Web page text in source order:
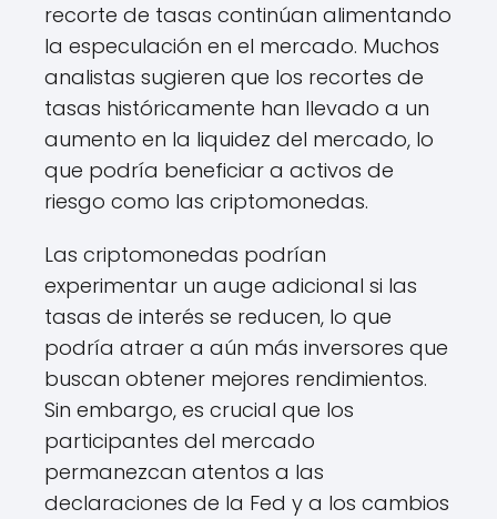
recorte de tasas continúan alimentando
la especulación en el mercado. Muchos
analistas sugieren que los recortes de
tasas históricamente han llevado a un
aumento en la liquidez del mercado, lo
que podría beneficiar a activos de
riesgo como las criptomonedas.
Las criptomonedas podrían
experimentar un auge adicional si las
tasas de interés se reducen, lo que
podría atraer a aún más inversores que
buscan obtener mejores rendimientos.
Sin embargo, es crucial que los
participantes del mercado
permanezcan atentos a las
declaraciones de la Fed y a los cambios